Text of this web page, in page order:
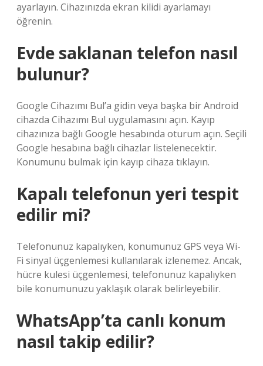
ayarlayın. Cihazınızda ekran kilidi ayarlamayı
öğrenin.
Evde saklanan telefon nasıl
bulunur?
Google Cihazımı Bul’a gidin veya başka bir Android
cihazda Cihazımı Bul uygulamasını açın. Kayıp
cihazınıza bağlı Google hesabında oturum açın. Seçili
Google hesabına bağlı cihazlar listelenecektir.
Konumunu bulmak için kayıp cihaza tıklayın.
Kapalı telefonun yeri tespit
edilir mi?
Telefonunuz kapalıyken, konumunuz GPS veya Wi-
Fi sinyal üçgenlemesi kullanılarak izlenemez. Ancak,
hücre kulesi üçgenlemesi, telefonunuz kapalıyken
bile konumunuzu yaklaşık olarak belirleyebilir.
WhatsApp’ta canlı konum
nasıl takip edilir?